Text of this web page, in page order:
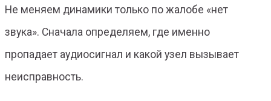
Не меняем динамики только по жалобе «нет
звука». Сначала определяем, где именно
пропадает аудиосигнал и какой узел вызывает
неисправность.